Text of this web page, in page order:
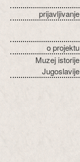
prijavljivanje
o projektu
Muzej istorije
Jugoslavije